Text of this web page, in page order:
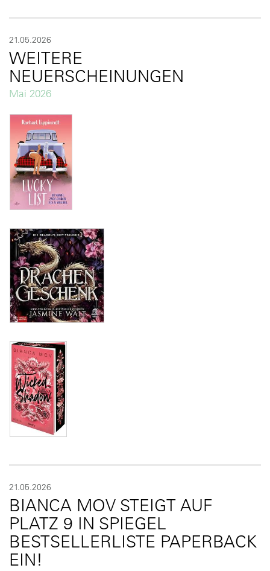
21.05.2026
WEITERE
NEUERSCHEINUNGEN
Mai 2026
21.05.2026
BIANCA MOV STEIGT AUF
PLATZ 9 IN SPIEGEL
BESTSELLERLISTE PAPERBACK
EIN!